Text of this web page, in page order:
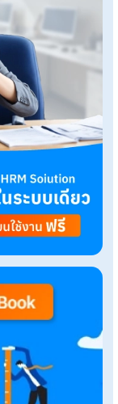
คัญมากที่สุด
Solution
functions
Dismiss at any time.